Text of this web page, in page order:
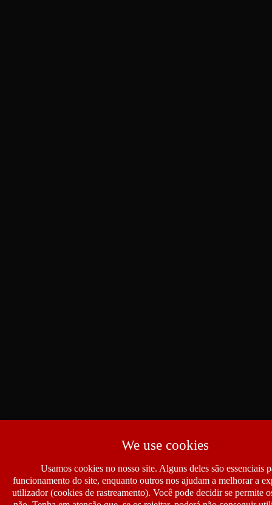
We use cookies
Usamos cookies no nosso site. Alguns deles são essenciais
funcionamento do site, enquanto outros nos ajudam a melhorar a
utilizador (cookies de rastreamento). Você pode decidir se permite